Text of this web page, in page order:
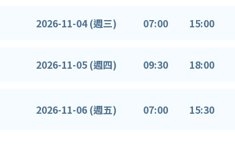
2026-11-04 (週三) 07:00 15:00
2026-11-05 (週四) 09:30 18:00
2026-11-06 (週五) 07:00 15:30